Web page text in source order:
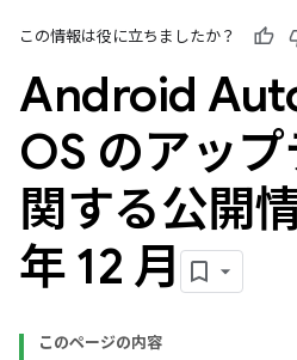
この情報は役に立ちましたか？
Android
OS のアッ
関する公開
年 12 月
このページの内容